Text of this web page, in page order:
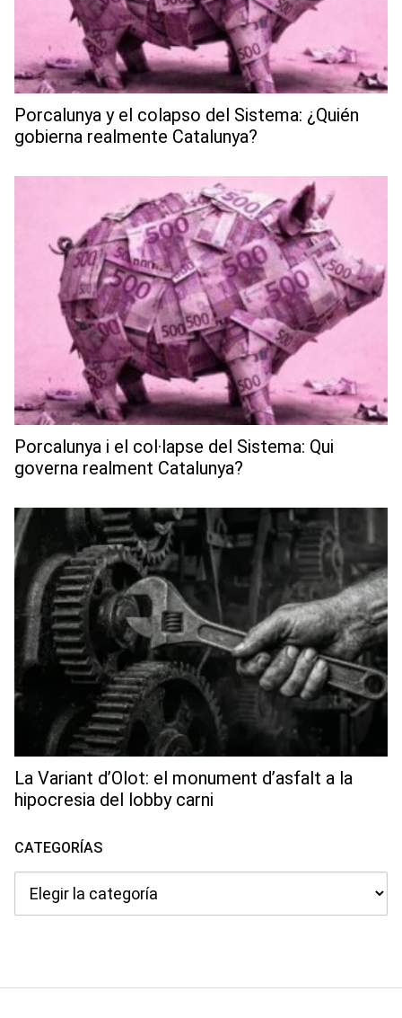
Porcalunya y el colapso del Sistema: ¿Quién
gobierna realmente Catalunya?
Porcalunya i el col·lapse del Sistema: Qui
governa realment Catalunya?
La Variant d’Olot: el monument d’asfalt a la
hipocresia del lobby carni
CATEGORÍAS